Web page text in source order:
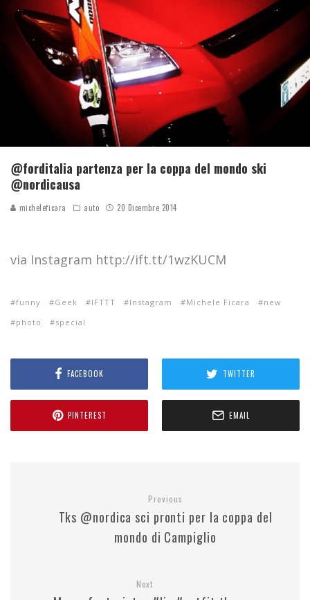
@forditalia partenza per la coppa del mondo ski
@nordicausa
micheleficara auto 20 Dicembre 2014
via Instagram http://ift.tt/1wzKUCM
funny Geek IFTTT Instagram Michele Ficara
new
photo
special
FACEBOOK TWITTER
PINTEREST EMAIL
Previous
Tks @nordica sci pronti per la coppa del
mondo di Campiglio
Next